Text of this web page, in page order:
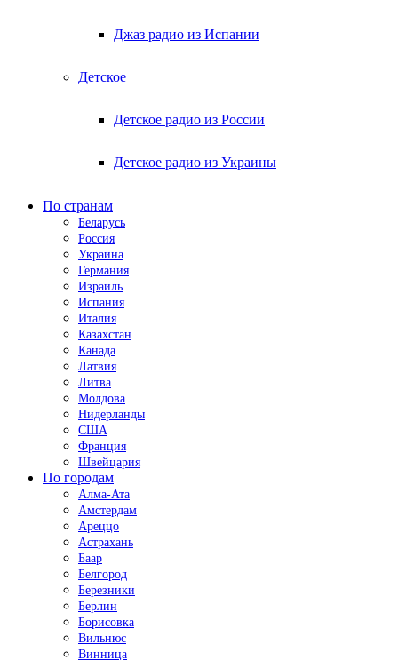
Джаз радио из Испании
Детское
Детское радио из России
Детское радио из Украины
По странам
Беларусь
Россия
Украина
Германия
Израиль
Испания
Италия
Казахстан
Канада
Латвия
Литва
Молдова
Нидерланды
США
Франция
Швейцария
По городам
Алма-Ата
Амстердам
Ареццо
Астрахань
Баар
Белгород
Березники
Берлин
Борисовка
Вильнюс
Винница